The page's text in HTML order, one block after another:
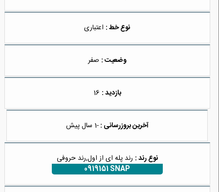
نوع خط : اعتباری
وضعیت : صفر
بازدید :
آخرین بروزرسانی :-1 سال پیش
نوع رند : رند پله ای از اول,رند حروفی
0919151 SNAP